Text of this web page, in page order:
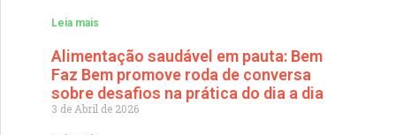
Leia mais
Alimentação saudável em pauta: Bem
Faz Bem promove roda de conversa
sobre desafios na prática do dia a dia
3 de Abril de 2026